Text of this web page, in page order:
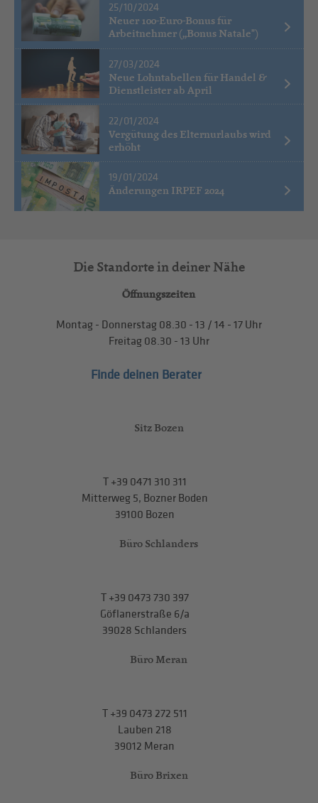
25/10/2024
Neuer 100-Euro-Bonus für
Arbeitnehmer („Bonus Natale")
27/03/2024
Neue Lohntabellen für Handel &
Dienstleister ab April
22/01/2024
Vergütung des Elternurlaubs wird
erhöht
19/01/2024
Änderungen IRPEF 2024
Die Standorte in deiner Nähe
Öffnungszeiten
Montag - Donnerstag 08.30 - 13 / 14 - 17 Uhr
Freitag 08.30 - 13 Uhr
Finde deinen Berater
Sitz Bozen
T+39 0471 310 311
Mitterweg 5, Bozner Boden
39100 Bozen
Büro Schlanders
T+39 0473 730 397
Göflanerstraße 6/a
39028 Schlanders
Büro Meran
T+39 0473 272 511
Lauben 218
39012 Meran
Büro Brixen